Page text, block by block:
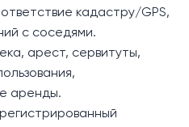
кадастру/GPS,
с соседями.
арест, сервитуты,
аренды.